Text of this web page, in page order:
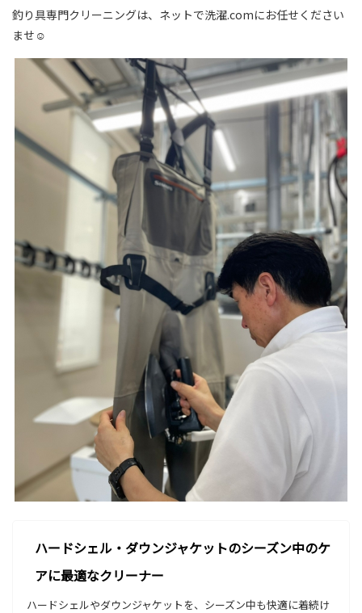
釣り具専門クリーニングは、ネットで洗濯.comにお任せください
ませ☺
ハードシェル・ダウンジャケットのシーズン中のケ
アに最適なクリーナー
ハードシェルやダウンジャケットを、シーズン中も快適に着続け